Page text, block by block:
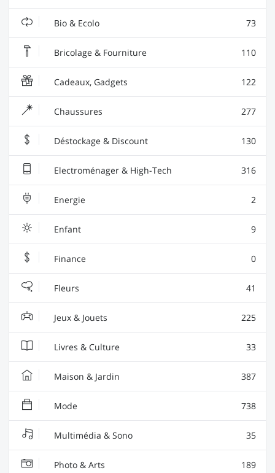
Bio & Ecolo 73
Bricolage & Fourniture 110
Cadeaux, Gadgets 122
Chaussures 277
Déstockage & Discount 130
Electroménager & High-Tech 316
Energie 2
Enfant 9
Finance 0
Fleurs 41
Jeux & Jouets 225
Livres & Culture 33
Maison & Jardin 387
Mode 738
Multimédia & Sono 35
Photo & Arts 189